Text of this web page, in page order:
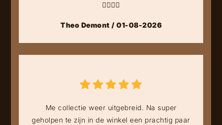
👍🏻👍🏻
Theo Demont / 01-08-2026
Me collectie weer uitgebreid. Na super
geholpen te zijn in de winkel een prachtig paar